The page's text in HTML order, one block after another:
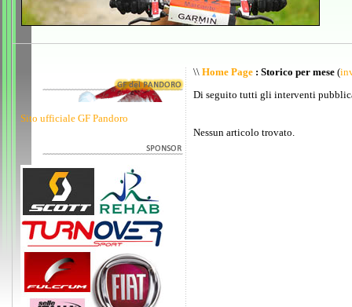
Sito ufficiale GF Pandoro
\\ Home Page : Storico per mese (
Di seguito tutti gli interventi
Nessun articolo trovato.